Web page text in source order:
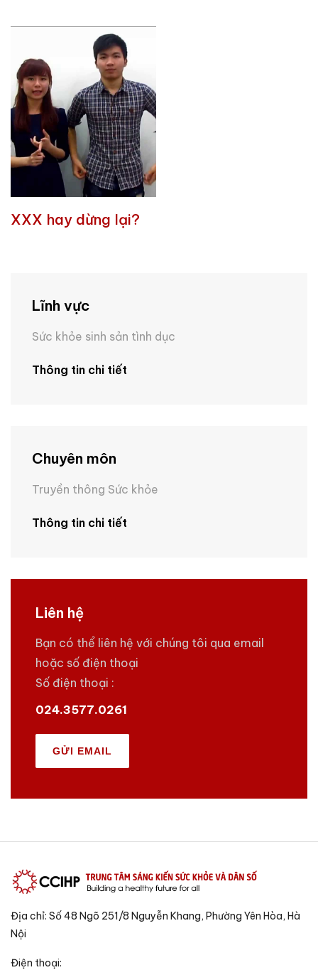
XXX hay dừng lại?
Lĩnh vực
Sức khỏe sinh sản tình dục
Thông tin chi tiết
Chuyên môn
Truyền thông Sức khỏe
Thông tin chi tiết
Liên hệ
Bạn có thể liên hệ với chúng tôi qua email
hoặc số điện thoại
Số điện thoại :
024.3577.0261
GỬI EMAIL
Địa chỉ: Số 48 Ngõ 251/8 Nguyễn Khang, Phường Yên Hòa, Hà
Nội
Điện thoại: